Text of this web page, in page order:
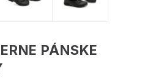
PÁNSKE